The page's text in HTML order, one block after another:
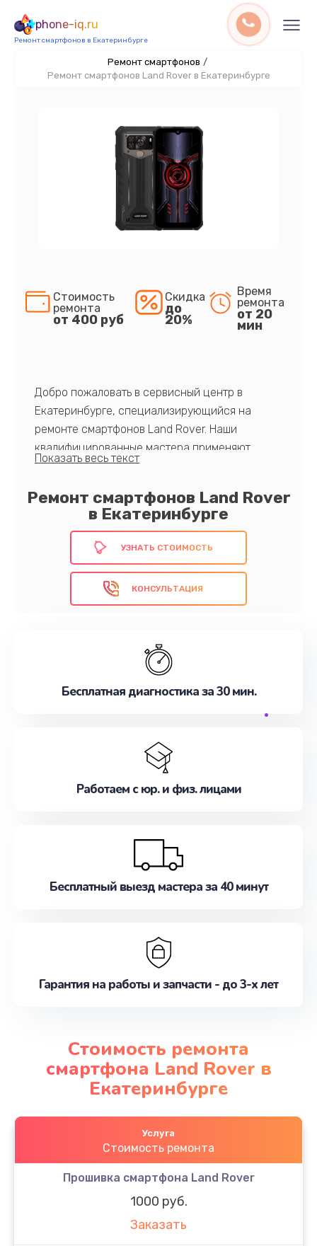
phone-iq.ru
Ремонт смартфонов в Екатеринбурге
Ремонт смартфонов /
Ремонт смартфонов Land Rover в Екатеринбурге
Ремонт смартфонов Land Rover
в Екатеринбурге
Стоимость
ремонта
от 400 руб
Скидка
до
20%
Время
ремонта
от 20
мин
Добро пожаловать в сервисный центр в
Екатеринбурге, специализирующийся на
ремонте смартфонов Land Rover. Наши
квалифицированные мастера применяют
передовые технологии для устранения любых
скорость обслуживания, высокое качество
работ и конкурентоспособные цены.
Обратитесь к нам прямо сейчас!
УЗНАТЬ СТОИМОСТЬ
КОНСУЛЬТАЦИЯ
Бесплатная диагностика за 30 мин.
Работаем с юр. и физ. лицами
Бесплатный выезд мастера за 40 минут
Гарантия на работы и запчасти - до 3-х лет
Стоимость ремонта
смартфона Land Rover в
Екатеринбурге
Услуга
Стоимость ремонта
Прошивка смартфона Land Rover
1000 руб.
Заказать